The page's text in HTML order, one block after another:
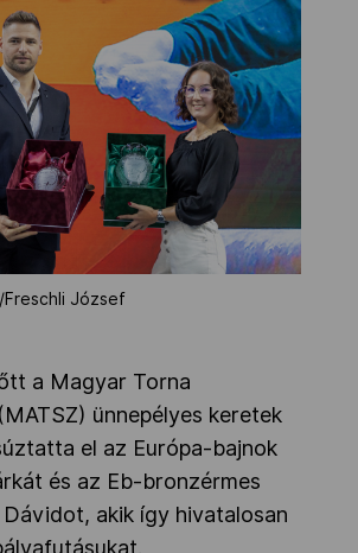
Freschli József
a Magyar Torna
ünnepélyes keretek
el az Európa-bajnok
és az Eb-bronzérmes
akik így hivatalosan